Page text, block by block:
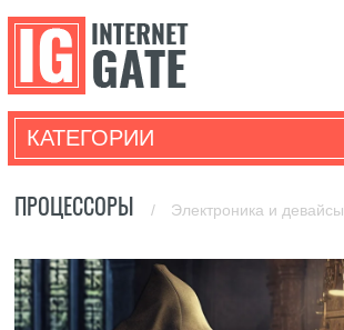
КАТЕГОРИИ
ПРОЦЕССОРЫ / Электроника и девайсы